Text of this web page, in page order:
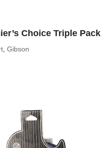
Choice Triple Pack
, Gibson